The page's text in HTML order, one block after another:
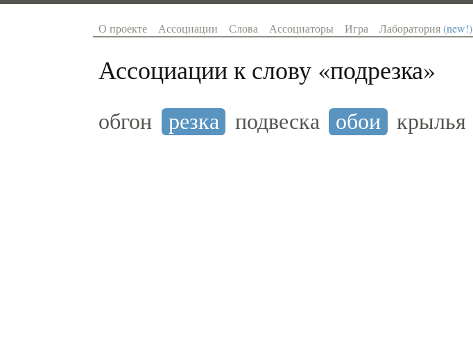
О проекте Ассоциации Слова Ассоциаторы Игра Лаборатория(new!)
Ассоциации к слову «подрезка»
обгон резка подвеска обои крылья